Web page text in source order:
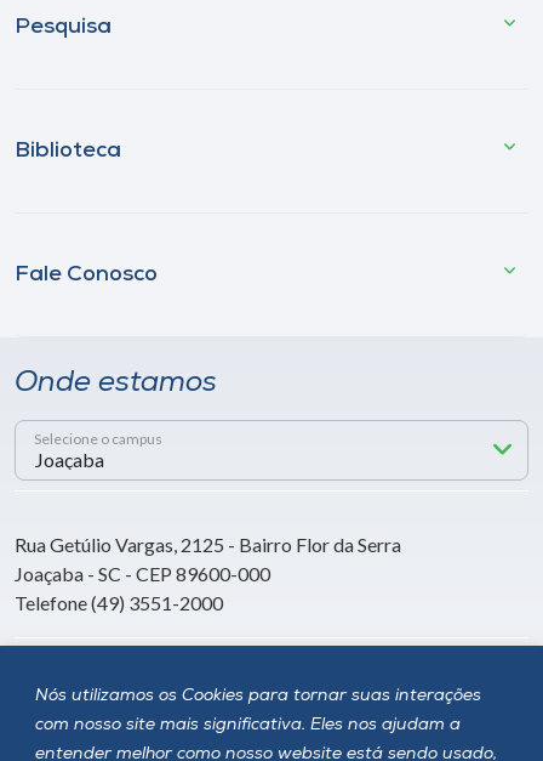
Nós utilizamos os Cookies para tornar suas interações
com nosso site mais significativa. Eles nos ajudam a
entender melhor como nosso website está sendo usado,
Pesquisa
Biblioteca
Fale Conosco
Onde estamos
Selecione o campus
Rua Getúlio Vargas, 2125 - Bairro Flor da Serra
Joaçaba - SC - CEP 89600-000
Telefone (49) 3551-2000
Siga a Unoesc